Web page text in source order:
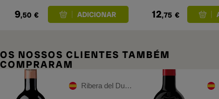
9,50 € 12,75 €
OS NOSSOS CLIENTES TAMBÉM
COMPRARAM
Ribera del Duero